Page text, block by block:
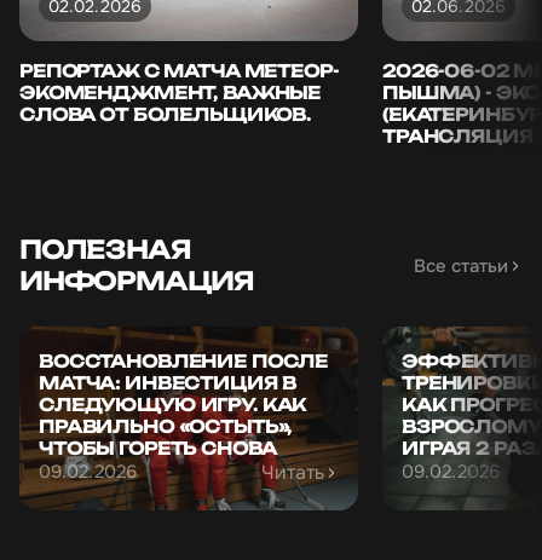
9 5
БРОЗЕКС 8
6
Демин Сергей
БРОЗЕКС
Передачи
7
Игры
4
БРОЗЕКС
И"0"
2
Игры
6
Шулепов Михаил
Экоменеджмент PRO
И"0"
1
Игры
4
Фарафонов Иван
И"0"Игры
02.02.2026
РЕПОРТАЖ С МАТЧА МЕТЕОР-
ЭКОМЕНДЖМЕНТ, ВАЖНЫЕ
СЛОВА ОТ БОЛЕЛЬЩИКОВ.
02.06.2026
2026-06-02
ПЫШМА) -
ТРАНСЛЯЦИЯ
ПОЛЕЗНАЯ
ИНФОРМАЦИЯ
Все статьи
ВОССТАНОВЛЕНИЕ ПОСЛЕ
МАТЧА: ИНВЕСТИЦИЯ В
СЛЕДУЮЩУЮ ИГРУ. КАК
ПРАВИЛЬНО «ОСТЫТЬ»,
ЧТОБЫ ГОРЕТЬ СНОВА
09.02.2026 Читать
КАК
ВЗРОСЛОМУ
ИГРАЯ 2
09.02.2026